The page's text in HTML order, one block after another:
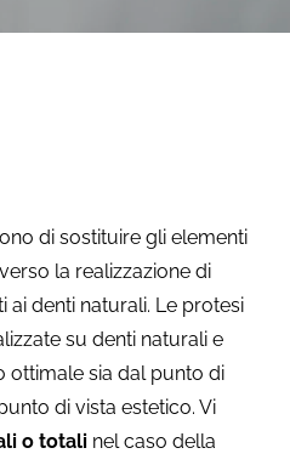
di sostituire gli elementi
la realizzazione di
denti naturali. Le protesi
su denti naturali e
ottimale sia dal punto di
di vista estetico. Vi
o totalinel caso della